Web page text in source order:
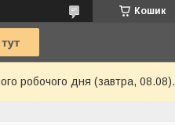
Кошик
робочого дня (завтра, 08.08).